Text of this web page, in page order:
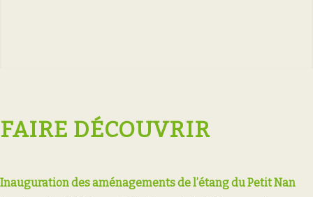
FAIRE DÉCOUVRIR
Inauguration des aménagements de l’étang du Petit Nan